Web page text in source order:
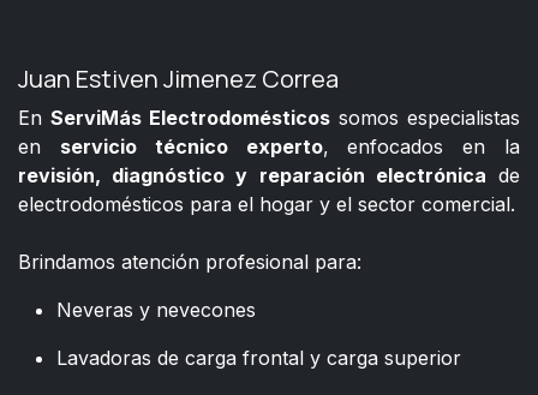
Juan Estiven Jimenez Correa
En ServiMás Electrodomésticos somos especialistas
en servicio técnico experto, enfocados en la
revisión, diagnóstico y reparación electrónica de
electrodomésticos para el hogar y el sector comercial.
Brindamos atención profesional para:
Neveras y nevecones
Lavadoras de carga frontal y carga superior